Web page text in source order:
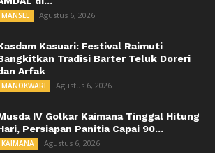
MANSEL Agustus 6, 2026
Kasuari: Festival Raimuti
Tradisi Barter Teluk Doreri
Arfak
MANOKWARI Agustus 6, 2026
IV Golkar Kaimana Tinggal Hitung
Persiapan Panitia Capai 90...
KAIMANA Agustus 6, 2026